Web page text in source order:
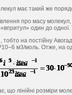
має такий же
про масу молекул,
один до
тобто на постійну
м3/моль. Отже, на
що лінійні розміри